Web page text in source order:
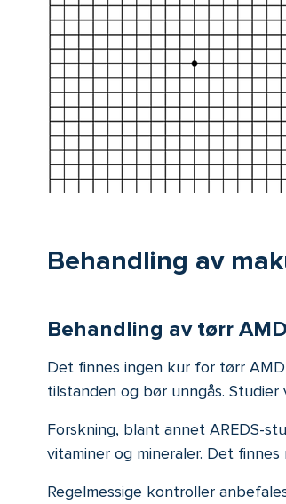
Behandling av
Behandling av tørr AMD
Det finnes ingen kur for tørr
tilstanden og bør unngås.
Forskning, blant annet AREDS-
vitaminer og mineraler. Det
Regelmessige kontroller